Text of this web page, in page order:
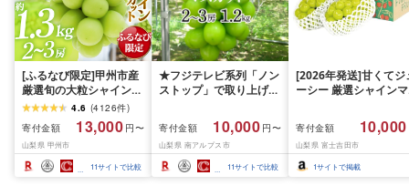
[ふるなび限定]甲州市産
厳選旬の大粒シャインマ
スカット 約1.3kg 2〜3
房[2026年発送]
(MG)B12-472 FN-
Limited-VO シャインマ
スカット フルーツ
4.6 (4126件)
寄付金額
13,000 円〜
山梨県 甲州市
11サイトで比較
★フジテレビ系列「ノン
ストップ」で取り上げら
先行予約]南アルプス市
産シャインマスカット
1.2kg以上(2〜3房)ふる
さと納税 おすすめ 山梨
県 南アルプス市 送料無
寄付金額 10,000 円〜
山梨県 南アルプス市
11サイトで比較
[2026年発送]甘くてジ
ーシー 厳選シャインマ
月前半(1〜15日)から
月下旬までの発送) フ
ーツ ぶどう 果物 山梨
産 2026 旬 大粒 高級
寄付金額 10,000
山梨県 富士吉田市
1サイトで掲載